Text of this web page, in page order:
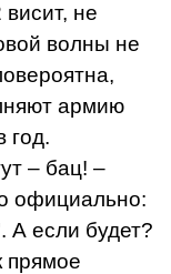
не
волны не
армию
год.
– бац! –
официально:
А если будет?
прямое